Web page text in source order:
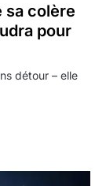
sa colère
pour
détour – elle